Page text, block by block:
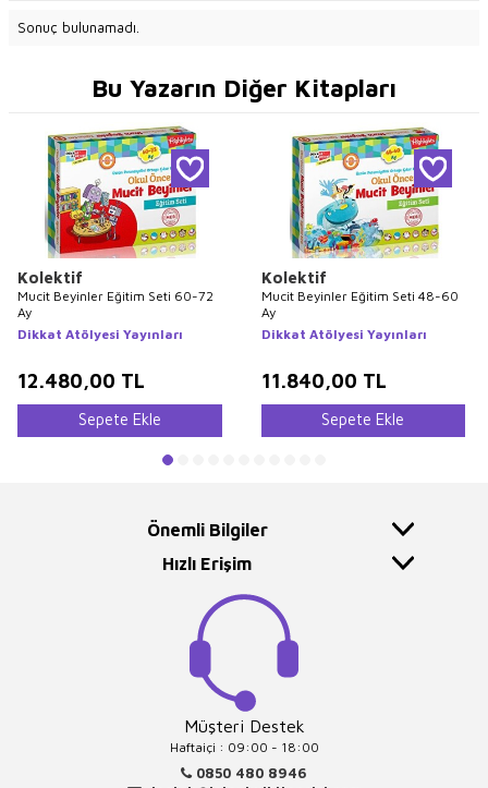
Sonuç bulunamadı.
Bu Yazarın Diğer Kitapları
Kolektif
Mucit Beyinler Eğitim Seti 60-72
Ay
Dikkat Atölyesi Yayınları
12.480,00 TL
Sepete Ekle
Kolektif
Mucit Beyinler Eğitim Seti 48-60
Ay
Dikkat Atölyesi Yayınları
11.840,00 TL
Sepete Ekle
Önemli Bilgiler
Hızlı Erişim
Müşteri Destek
Haftaiçi : 09:00 - 18:00
0850 480 8946